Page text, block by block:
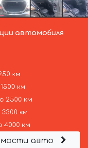
автомобиля
км
км
2500 км
3300 км
4000 км
авто